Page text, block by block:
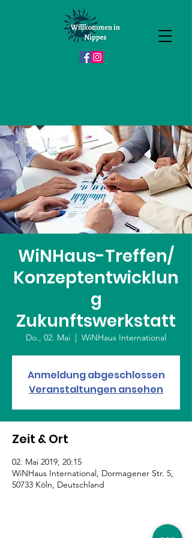
WiNHaus-Treffen/
Konzeptentwicklun
g
Zukunftswerkstatt
Do., 02. Mai
  |
WiNHaus International
Anmeldung abgeschlossen
Veranstaltungen ansehen
Zeit & Ort
02. Mai 2019, 20:15
WiNHaus International, Dormagener Str. 5,
50733 Köln, Deutschland